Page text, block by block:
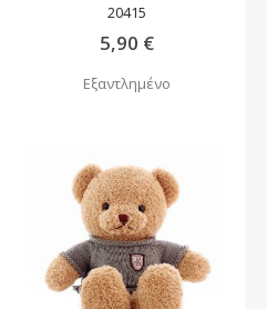
20415
5,90 €
Εξαντλημένο